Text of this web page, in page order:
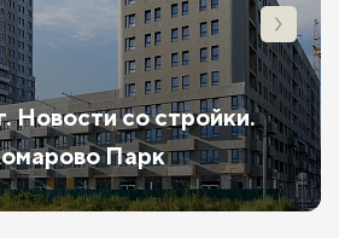
Новости со стройки.
Парк